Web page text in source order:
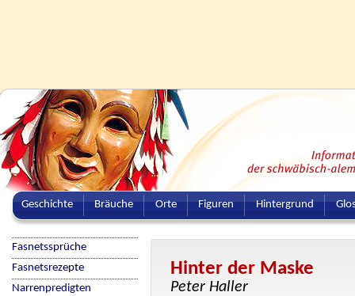
Geschichte Bräuche Orte Figuren Hintergrund
Hinter der Maske
Peter Haller
Fasnetssprüche
Fasnetsrezepte
Narrenpredigten